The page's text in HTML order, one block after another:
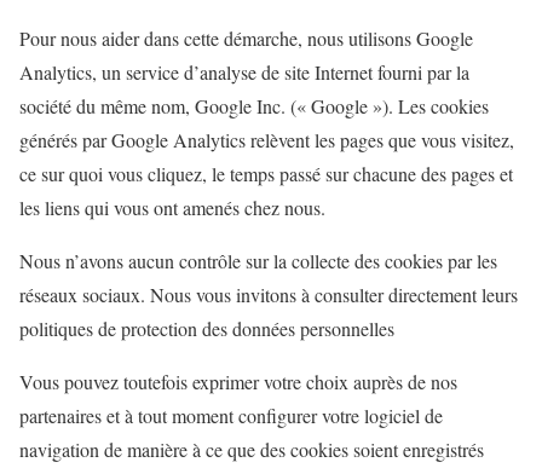
Pour nous aider dans cette démarche, nous utilisons Google
Analytics, un service d’analyse de site Internet fourni par la
société du même nom, Google Inc. (« Google »). Les cookies
générés par Google Analytics relèvent les pages que vous visitez,
ce sur quoi vous cliquez, le temps passé sur chacune des pages et
les liens qui vous ont amenés chez nous.
Nous n’avons aucun contrôle sur la collecte des cookies par les
réseaux sociaux. Nous vous invitons à consulter directement leurs
politiques de protection des données personnelles
Vous pouvez toutefois exprimer votre choix auprès de nos
partenaires et à tout moment configurer votre logiciel de
navigation de manière à ce que des cookies soient enregistrés